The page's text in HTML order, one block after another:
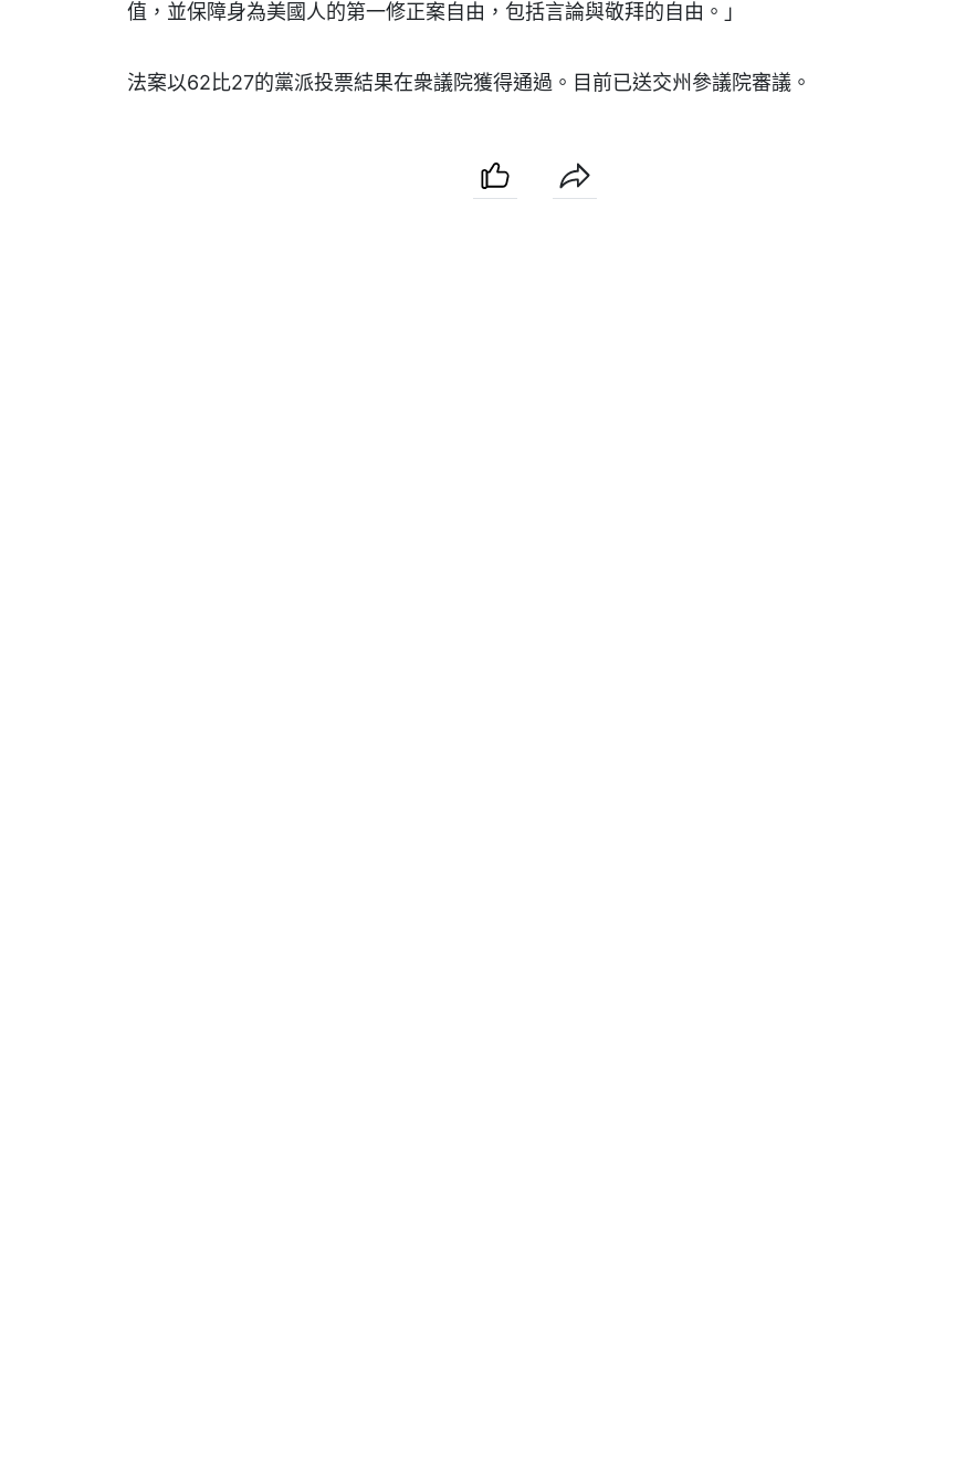
值，並保障身為美國人的第一修正案自由，包括言論與敬拜的自由。」
法案以62比27的黨派投票結果在衆議院獲得通過。目前已送交州參議院審議。